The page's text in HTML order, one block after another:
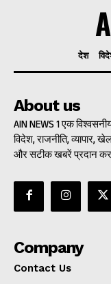
देश
About us
AIN NEWS 1 एक
विदेश, राजनीति, व्यापार,
और सटीक खबरें प्रदान
Company
Contact Us